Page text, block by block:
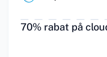
70% rabat på